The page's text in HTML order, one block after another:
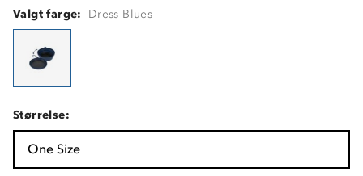
Valgt farge: Dress Blues
Størrelse:
One Size